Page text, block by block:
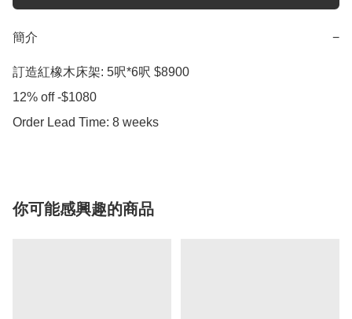
簡介 −
訂造紅橡木床架: 5呎*6呎 $8900
12% off -$1080
Order Lead Time: 8 weeks
你可能感興趣的商品